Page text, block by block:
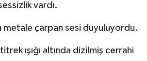
vardı.
metale çarpan sesi duyuluyordu.
ışığı altında dizilmiş cerrahi